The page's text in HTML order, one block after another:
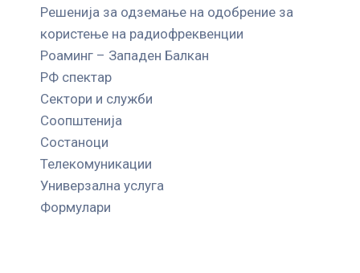
Решенија за одземање на одобрение за
користење на радиофреквенции
Роаминг – Западен Балкан
РФ спектар
Сектори и служби
Соопштенија
Состаноци
Телекомуникации
Универзална услуга
Формулари